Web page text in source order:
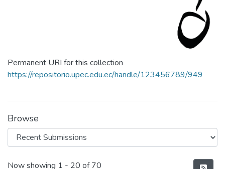
Permanent URI for this collection
https://repositorio.upec.edu.ec/handle/123456789/949
Browse
Recent Submissions
Now showing 1 - 20 of 70